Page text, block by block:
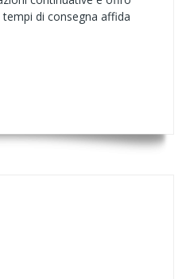
di consegna affida